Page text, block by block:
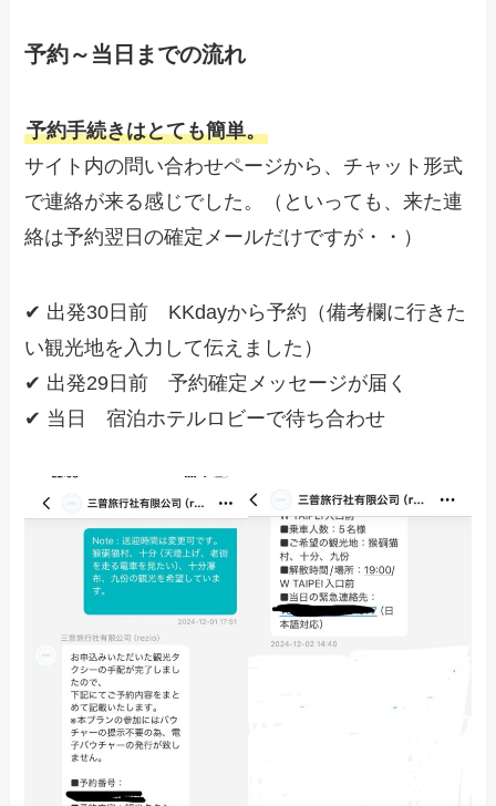
予約～当日までの流れ
予約手続きはとても簡単。
サイト内の問い合わせページから、チャット形式
で連絡が来る感じでした。（といっても、来た連
絡は予約翌日の確定メールだけですが・・）
✔ 出発30日前 KKdayから予約（備考欄に行きた
い観光地を入力して伝えました）
✔ 出発29日前 予約確定メッセージが届く
✔ 当日 宿泊ホテルロビーで待ち合わせ